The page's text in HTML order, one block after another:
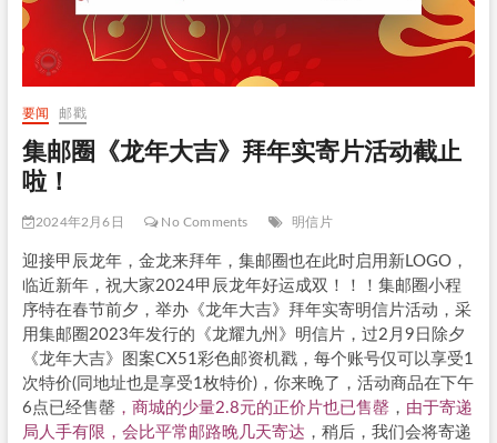
要闻 邮戳
集邮圈《龙年大吉》拜年实寄片活动截止
啦！
2024年2月6日 No Comments 明信片
迎接甲辰龙年，金龙来拜年，集邮圈也在此时启用新LOGO，
临近新年，祝大家2024甲辰龙年好运成双！！！集邮圈小程
序特在春节前夕，举办《龙年大吉》拜年实寄明信片活动，采
用集邮圈2023年发行的《龙耀九州》明信片，过2月9日除夕
《龙年大吉》图案CX51彩色邮资机戳，每个账号仅可以享受1
次特价(同地址也是享受1枚特价)，你来晚了，活动商品在下午
6点已经售罄 ，商城的少量2.8元的正价片也已售罄， 由于寄递
局人手有限，会比平常邮路晚几天寄达 ，稍后，我们会将寄递